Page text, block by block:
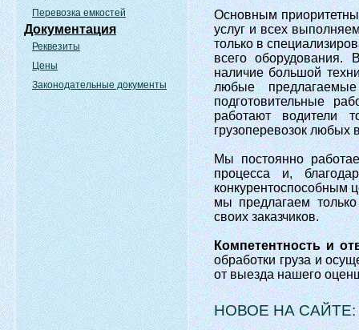
Перевозка емкостей
Документация
Реквезиты
Цены
Законодательные документы
Основным
услуг и всех
только в
всего оборудования.
наличие большой
любые
подготовительные
работают водители
грузоперевозок любых
Мы постоянно
процесса и,
конкурентоспособным
мы предлагаем
своих заказчиков.
Компетентность и
обработки груза и
от выезда нашего
НОВОЕ НА САЙТЕ: